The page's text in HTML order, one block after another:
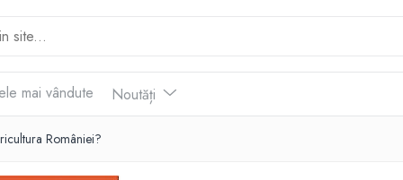
mai vândute Noutăți
României?